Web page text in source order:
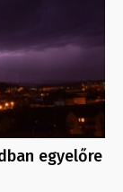
egyelőre